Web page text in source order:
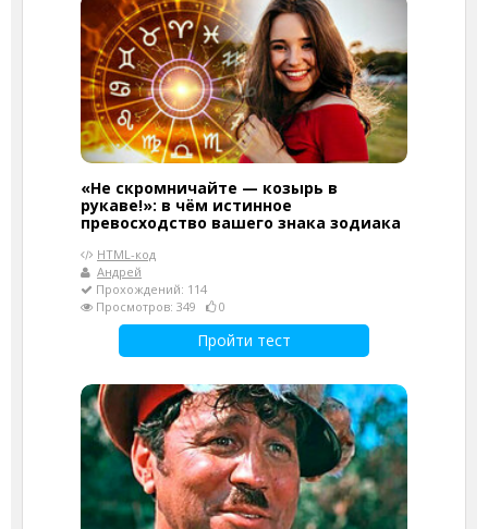
«Не скромничайте — козырь в
рукаве!»: в чём истинное
превосходство вашего знака зодиака
HTML-код
Андрей
Прохождений: 114
Просмотров: 349
0
Пройти тест